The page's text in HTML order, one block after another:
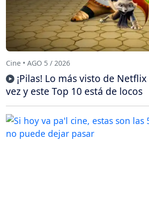
Cine • AGO 5 / 2026
¡Pilas! Lo más visto de
vez y este Top 10 está de locos